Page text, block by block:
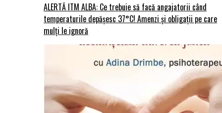
ALERTĂ ITM ALBA: Ce trebuie să facă angajatorii când
temperaturile depășesc 37°C! Amenzi și obligații pe care
mulți le ignoră